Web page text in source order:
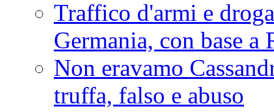
Traffico d'armi e
Germania, con base a
Non eravamo
truffa, falso e abuso